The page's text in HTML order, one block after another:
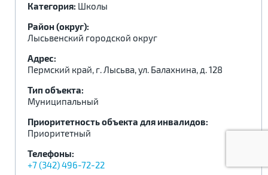
Категория: Школы
Район (округ):
Лысьвенский городской округ
Адрес:
Пермский край, г. Лысьва, ул. Балахнина, д. 128
Тип объекта:
Муниципальный
Приоритетность объекта для инвалидов:
Приоритетный
Телефоны:
+7 (342) 496-72-22